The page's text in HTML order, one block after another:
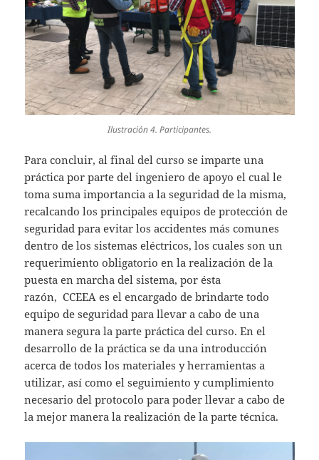
Ilustración 4. Participantes.
Para concluir, al final del curso se imparte una
práctica por parte del ingeniero de apoyo el cual le
toma suma importancia a la seguridad de la misma,
recalcando los principales equipos de protección de
seguridad para evitar los accidentes más comunes
dentro de los sistemas eléctricos, los cuales son un
requerimiento obligatorio en la realización de la
puesta en marcha del sistema, por ésta
razón, CCEEA es el encargado de brindarte todo
equipo de seguridad para llevar a cabo de una
manera segura la parte práctica del curso. En el
desarrollo de la práctica se da una introducción
acerca de todos los materiales y herramientas a
utilizar, así como el seguimiento y cumplimiento
necesario del protocolo para poder llevar a cabo de
la mejor manera la realización de la parte técnica.